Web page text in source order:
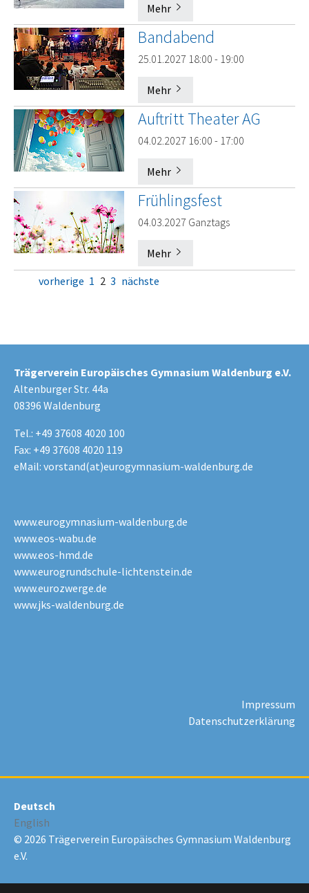
Mehr
Bandabend
25.01.2027 18:00 - 19:00
Mehr
Auftritt Theater AG
04.02.2027 16:00 - 17:00
Mehr
Frühlingsfest
04.03.2027 Ganztags
Mehr
vorherige 1 2 3 nächste
Trägerverein Europäisches Gymnasium Waldenburg e.V.
Altenburger Str. 44a
08396 Waldenburg
Tel.: +49 37608 4020 100
Fax: +49 37608 4020 119
eMail: vorstand(at)eurogymnasium-waldenburg.de
www.eurogymnasium-waldenburg.de
www.eos-wabu.de
www.eos-hmd.de
www.eurogrundschule-lichtenstein.de
www.eurozwerge.de
www.jks-waldenburg.de
Impressum
Datenschutzerklärung
Deutsch
English
© 2026 Trägerverein Europäisches Gymnasium Waldenburg
e.V.